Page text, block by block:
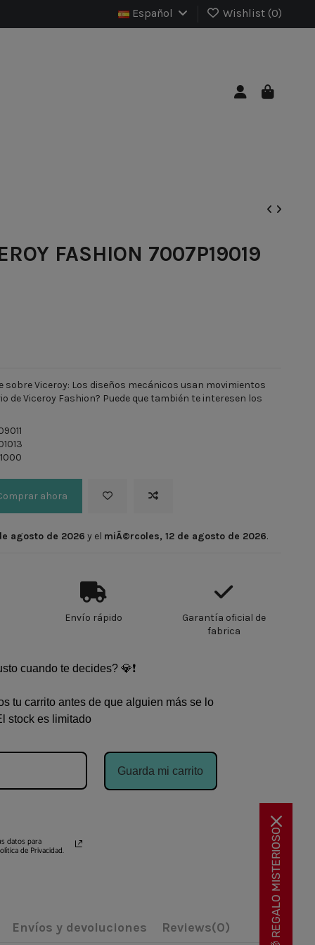
Español Wishlist (0)
FASHION 7007P19019
Viceroy: Los diseños mecánicos usan movimientos
de Viceroy Fashion? Puede que también te interesen los
ahora
agosto de 2026 y el miÃ©rcoles, 12 de agosto de 2026.
Envío rápido
Garantía oficial de
fabrica
cuando te decides? 💎❗
tu carrito antes de que alguien más se lo
stock es limitado
datos para
de Privacidad.
Guarda mi carrito
Envíos y devoluciones Reviews(0) 🎁 REGALO MISTERIOSO